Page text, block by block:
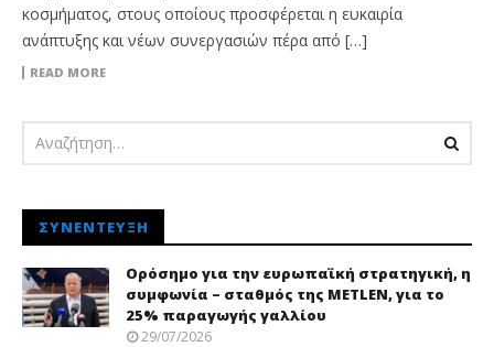
κοσμήματος, στους οποίους προσφέρεται η ευκαιρία
ανάπτυξης και νέων συνεργασιών πέρα από […]
READ MORE
ΣΥΝΈΝΤΕΥΞΗ
Ορόσημο για την ευρωπαϊκή στρατηγική, η
συμφωνία – σταθμός της METLEN, για το
25% παραγωγής γαλλίου
29/07/2026